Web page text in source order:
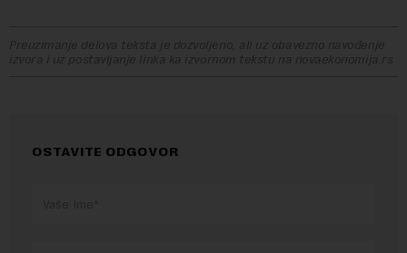
Preuzimanje delova teksta je dozvoljeno, ali uz obavezno navođenje
izvora i uz postavljanje linka ka izvornom tekstu na novaekonomija.rs
OSTAVITE ODGOVOR